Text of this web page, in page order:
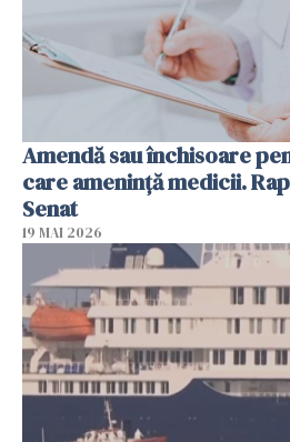
Amendă sau închisoare
care ameninţă medicii.
Senat
19 MAI 2026